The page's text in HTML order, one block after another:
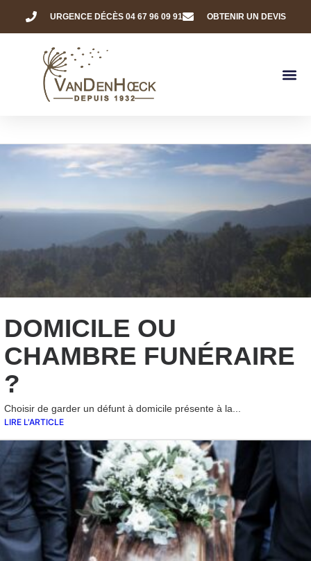
URGENCE DÉCÈS 04 67 96 09 91 OBTENIR UN DEVIS
DOMICILE OU
CHAMBRE FUNÉRAIRE
?
Choisir de garder un défunt à domicile présente à la...
LIRE L'ARTICLE